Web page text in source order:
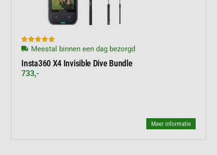

Meestal binnen een dag bezorgd
Insta360 X4 Invisible Dive Bundle
733,-
Meer informatie